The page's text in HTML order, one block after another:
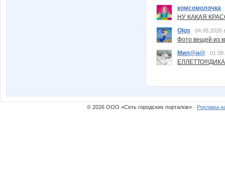
комсомолочка
НУ КАКАЯ
Olgs
04.08.2026
Фото вещей из
Мил@н@
© 2026 ООО «Сеть городских порталов» · Реклама